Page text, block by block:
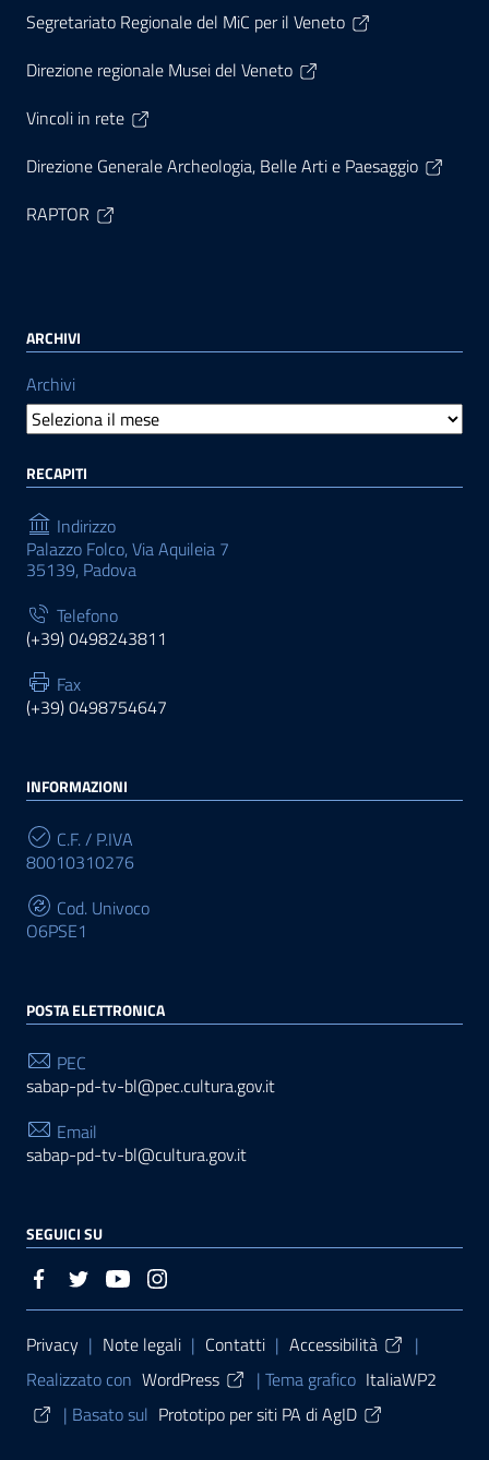
Segretariato Regionale del MiC per il Veneto
Direzione regionale Musei del Veneto
Vincoli in rete
Direzione Generale Archeologia, Belle Arti e Paesaggio
RAPTOR
ARCHIVI
Archivi
RECAPITI
Indirizzo
Palazzo Folco, Via Aquileia 7
35139, Padova
Telefono
(+39) 0498243811
Fax
(+39) 0498754647
INFORMAZIONI
C.F. / P.IVA
80010310276
Cod. Univoco
O6PSE1
POSTA ELETTRONICA
PEC
sabap-pd-tv-bl@pec.cultura.gov.it
Email
sabap-pd-tv-bl@cultura.gov.it
SEGUICI SU
Sezione Link Utili
Privacy | Note legali | Contatti | Accessibilità
|
Realizzato con WordPress | Tema grafico ItaliaWP2
| Basato sul Prototipo per siti PA di AgID